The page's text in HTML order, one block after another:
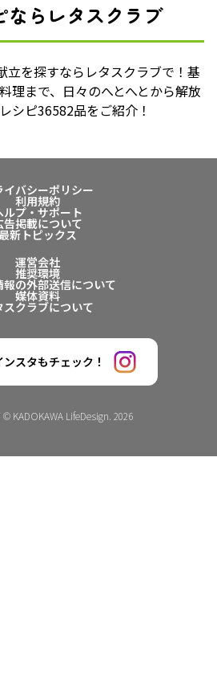
ならレタスクラブ
立を探すならレタスクラブで！基
理まで、日々のへとへとから解放
シピ36582品をご紹介！
イバシーポリシー
利用規約
ルプ・サポート
告掲載について
最新トピックス
運営会社
推奨環境
報の外部送信について
媒体資料
スクラブについて
スタもチェック！
KADOKAWA LifeDesign. 2026